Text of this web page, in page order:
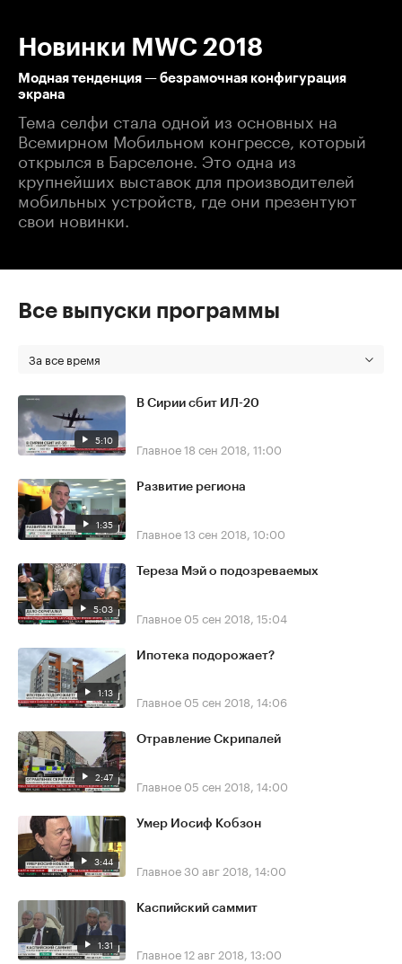
Новинки MWC 2018
Модная тенденция — безрамочная конфигурация
экрана
Тема селфи стала одной из основных на
Всемирном Мобильном конгрессе, который
открылся в Барселоне. Это одна из
крупнейших выставок для производителей
мобильных устройств, где они презентуют
свои новинки.
Все выпуски программы
За все время
5:10
В Сирии сбит ИЛ-20
Главное18 сен 2018, 11:00
1:35
Развитие региона
Главное13 сен 2018, 10:00
5:03
Тереза Мэй о подозреваемых
Главное 05 сен 2018, 15:04
1:13
Ипотека подорожает?
Главное 05 сен 2018, 14:06
2:47
Отравление Скрипалей
Главное 05 сен 2018, 14:00
3:44
Умер Иосиф Кобзон
Главное30 авг 2018, 14:00
1:31
Каспийский саммит
Главное12 авг 2018, 13:00